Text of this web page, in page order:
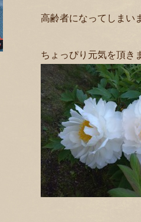
高齢者になってしまい
ちょっぴり元気を頂き